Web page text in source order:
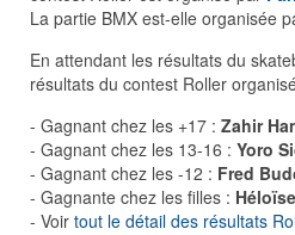
La partie BMX est-elle organisée
En attendant les résultats du
résultats du contest Roller
- Gagnant chez les +17 : Zahir
- Gagnant chez les 13-16 : Yoro
- Gagnant chez les -12 : Fred
- Gagnante chez les filles :
- Voir tout le détail des résultats